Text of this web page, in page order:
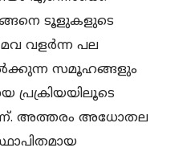
ടൂളുകളുടെ
വളർന്ന പല
സമൂഹങ്ങളും
പ്രക്രിയയിലൂടെ
അത്തരം അധോതല